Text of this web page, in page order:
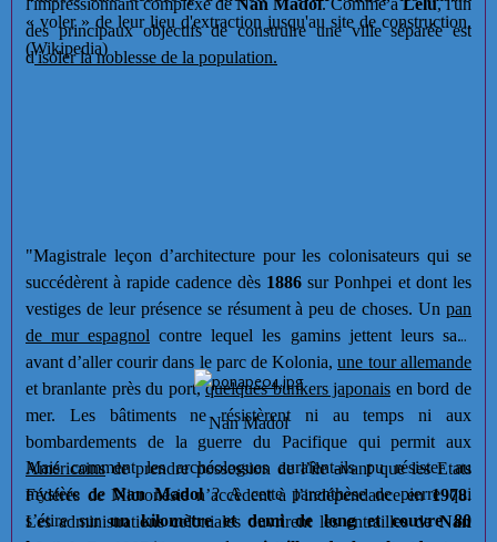
l'impressionnant complexe deNan Madol. Comme àLelu, l'un
des principaux objectifs de construire une ville séparée est
d'isoler la noblesse de la population.
« voler » de leur lieu d'extraction jusqu'au site de construction.
(Wikipedia)
"Magistrale leçon d’architecture pour les colonisateurs qui se
succédèrent à rapide cadence dès 1886 sur Ponhpei et dont les
vestiges de leur présence se résument à peu de choses. Un pan
de mur espagnol contre lequel les gamins jettent leurs sacs
avant d’aller courir dans le parc de Kolonia, une tour allemande
et branlante près du port,quelques bunkers japonais en bord de
mer. Les bâtiments ne résistèrent ni au temps ni aux
bombardements de la guerre du Pacifique qui permit aux
Américainsde prendre possession de l’île avant que les Etats
Fédérés de Micronésie n’accèdent à l’indépendance en1978.
Les administrations coloniales ouvrirent les entrailles deNan
Nan Madol
Mais comment les archéologues auraient-ils pu résister au
mystère deNan Madol? A cette parenthèse de pierre qui
s’étire surun kilomètre et demi de long et couvre 80